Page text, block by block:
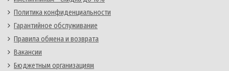
Политика конфиденциальности
Гарантийное обслуживание
Правила обмена и возврата
Вакансии
Бюджетным организациям